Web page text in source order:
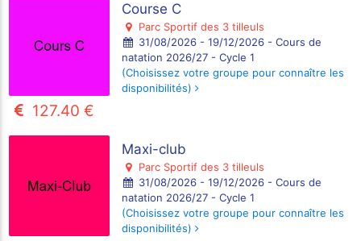
Course C
Parc Sportif des 3 tilleuls
31/08/2026 - 19/12/2026 - Cours de
natation 2026/27 - Cycle 1
(Choisissez votre groupe pour connaître les
disponibilités)
127.40 €
Maxi-club
Parc Sportif des 3 tilleuls
31/08/2026 - 19/12/2026 - Cours de
natation 2026/27 - Cycle 1
(Choisissez votre groupe pour connaître les
disponibilités)